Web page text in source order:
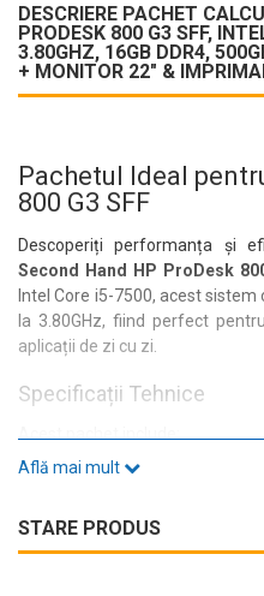
DESCRIERE PACHET
PRODESK 800 G3 SFF,
3.80GHZ, 16GB DDR4,
+ MONITOR 22" &
Pachetul Ideal
800 G3 SFF
Descoperiți performanța și
Second Hand HP ProDesk
Intel Core i5-7500, acest
la 3.80GHz, fiind perfect
aplicații de zi cu zi.
Specificații Tehnice
Memorie RAM:16GB DDR4
Unitate optică:DVD-ROM
Placa video:Intel® HD
Află mai mult
STARE PRODUS